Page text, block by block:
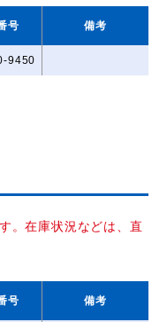
号 備考
9450
。在庫状況などは、直
号 備考